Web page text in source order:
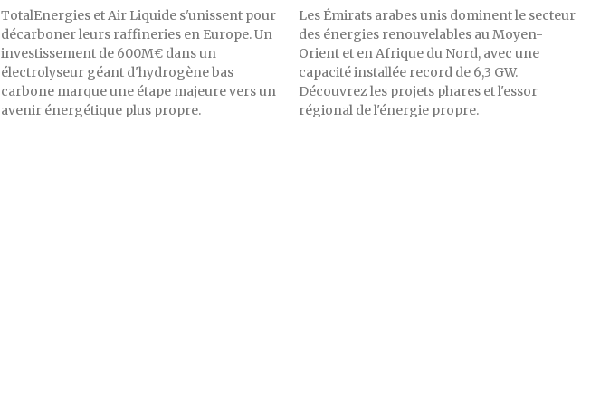
TotalEnergies et Air Liquide s'unissent pour
décarboner leurs raffineries en Europe. Un
investissement de 600M€ dans un
électrolyseur géant d'hydrogène bas
carbone marque une étape majeure vers un
avenir énergétique plus propre.
Les Émirats arabes unis dominent le secteur
des énergies renouvelables au Moyen-
Orient et en Afrique du Nord, avec une
capacité installée record de 6,3 GW.
Découvrez les projets phares et l'essor
régional de l'énergie propre.